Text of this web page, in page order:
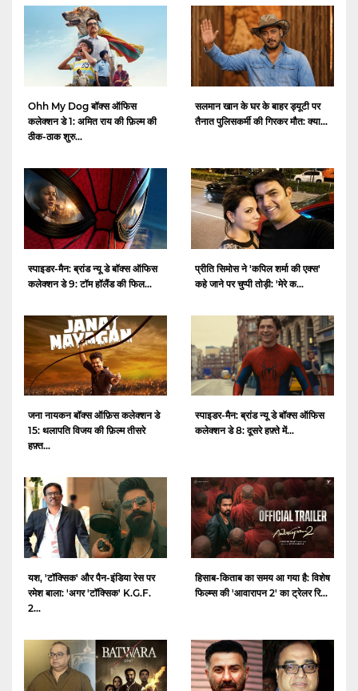
Ohh My Dog बॉक्स ऑफिस
कलेक्शन डे 1: अमित राय की फ़िल्म की
ठीक-ठाक शुरु...
सलमान खान के घर के बाहर ड्यूटी पर
तैनात पुलिसकर्मी की गिरकर मौत: क्या...
स्पाइडर-मैन: ब्रांड न्यू डे बॉक्स ऑफिस
कलेक्शन डे 9: टॉम हॉलैंड की फिल...
प्रीति सिमोस ने 'कपिल शर्मा की एक्स'
कहे जाने पर चुप्पी तोड़ी: 'मेरे क...
जना नायकन बॉक्स ऑफ़िस कलेक्शन डे
15: थलापति विजय की फ़िल्म तीसरे
हफ़्त...
स्पाइडर-मैन: ब्रांड न्यू डे बॉक्स ऑफिस
कलेक्शन डे 8: दूसरे हफ़्ते में...
यश, 'टॉक्सिक' और पैन-इंडिया रेस पर
रमेश बाला: 'अगर 'टॉक्सिक' K.G.F.
2...
हिसाब-किताब का समय आ गया है: विशेष
फिल्म्स की 'आवारापन 2' का ट्रेलर रि...